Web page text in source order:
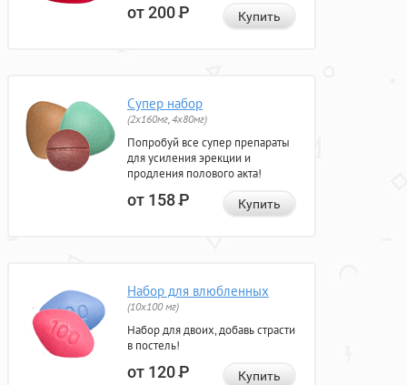
от 200Р Купить
Супер набор
(2х160мг, 4х80мг)
Попробуй все супер препараты
для усиления эрекции и
продления полового акта!
от 158Р Купить
Набор для влюбленных
(10х100 мг)
Набор для двоих, добавь страсти
в постель!
от 120Р Купить